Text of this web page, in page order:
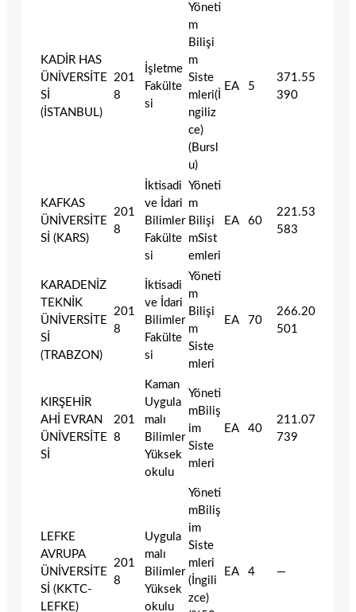
KADİR HAS
ÜNİVERSİTE
Sİ
(İSTANBUL)
201
8
İşletme
Fakülte
si
Yöneti
m
Bilişi
m
Siste
mleri(İ
ngiliz
ce)
(Bursl
u)
EA 5
371.55
390
KAFKAS
ÜNİVERSİTE
Sİ (KARS)
201
8
İktisadi
ve İdari
Bilimler
Fakülte
si
Yöneti
m
Bilişi
mSist
emleri
EA 60
221.53
583
KARADENİZ
TEKNİK
ÜNİVERSİTE
Sİ
(TRABZON)
201
8
İktisadi
ve İdari
Bilimler
Fakülte
si
Yöneti
m
Bilişi
m
Siste
mleri
EA 70
266.20
501
KIRŞEHİR
AHİ EVRAN
ÜNİVERSİTE
Sİ
201
8
Kaman
Uygula
malı
Bilimler
Yüksek
okulu
Yöneti
mBiliş
im
Siste
mleri
EA 40
211.07
739
LEFKE
AVRUPA
ÜNİVERSİTE
Sİ (KKTC-
LEFKE)
201
8
Uygula
malı
Bilimler
Yüksek
okulu
Yöneti
mBiliş
im
Siste
mleri
(İngili
zce)
EA 4 —